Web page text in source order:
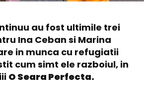
au fost ultimile trei
Ina Ceban si Marina
in munca cu refugiatii
cum simt ele razboiul, in
O Seara Perfecta.